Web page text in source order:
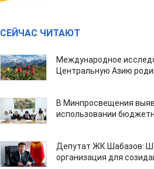
СЕЙЧАС ЧИТАЮТ
Международное
Центральную Азию
В Минпросвещения
использовании
Депутат ЖК Шабазов:
организация для